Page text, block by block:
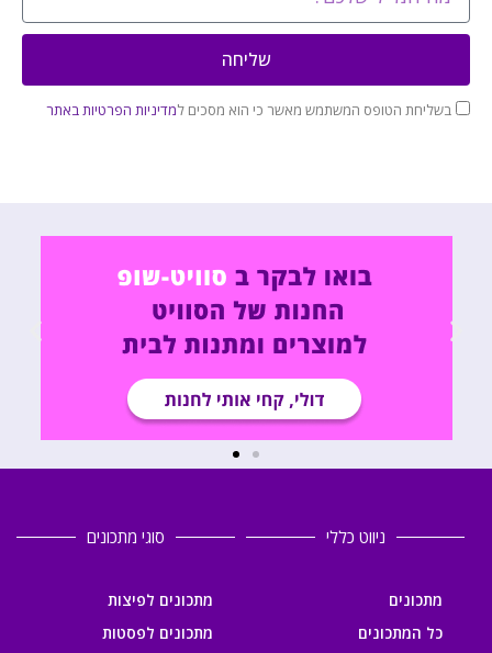
בשליחת הטופס המשתמש מאשר כי הוא מסכים למדיניות הפרטיות באתר
שליחה
ניווט כללי
מתכונים
כל המתכונים
סוגי מתכונים
מתכונים לפיצות
מתכונים לפסטות